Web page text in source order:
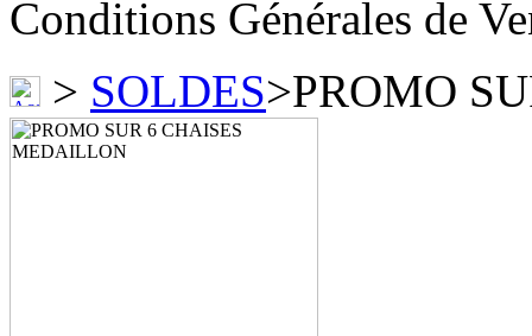
Conditions Générales de
> SOLDES>PROMO